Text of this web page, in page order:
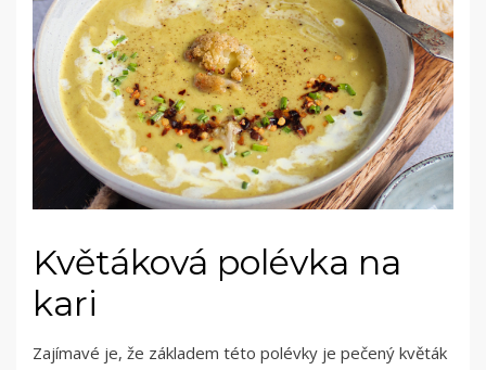
Květáková polévka na
kari
Zajímavé je, že základem této polévky je pečený květák